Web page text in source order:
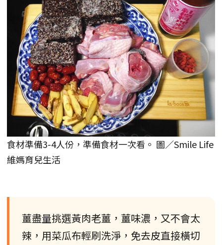
食材準備3-4人份，準備食材一次看。 圖／Smile Life
維媽育兒生活
薑盡量挑選黃肉老薑，薑味濃，又不會太
辣，用菜瓜布輕刷洗淨，免去皮直接橫切